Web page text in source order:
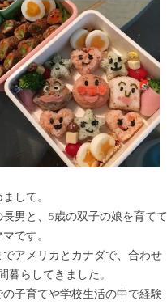
して。
長男と、5歳の双子の娘を育てて
です。
でアメリカとカナダで、合わせ
暮らしてきました。
の子育てや学校生活の中で経験